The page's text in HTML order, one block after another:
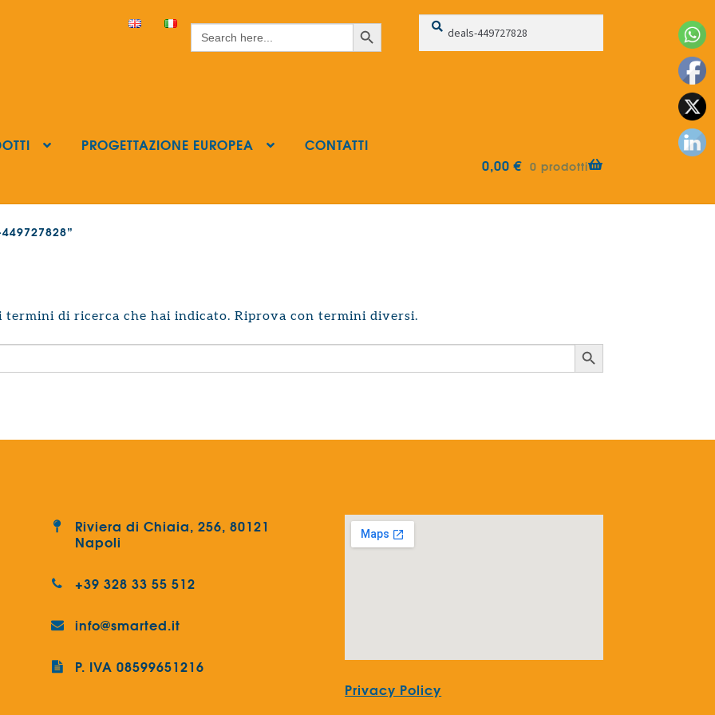
Search
for:
Search Button Cerca:
Cerca
PROGETTAZIONE EUROPEA
CONTATTI
0,00€ 0 prodotti
termini di ricerca che hai indicato. Riprova con termini diversi.
Search Button
Riviera di Chiaia, 256, 80121
Napoli
+39 328 33 55 512
info@smarted.it
P. IVA 08599651216
Privacy Policy